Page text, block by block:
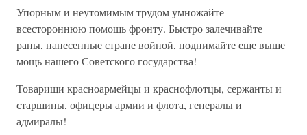
Упорным и неутомимым трудом умножайте
всестороннюю помощь фронту. Быстро залечивайте
раны, нанесенные стране войной, поднимайте еще выше
мощь нашего Советского государства!
Товарищи красноармейцы и краснофлотцы, сержанты и
старшины, офицеры армии и флота, генералы и
адмиралы!